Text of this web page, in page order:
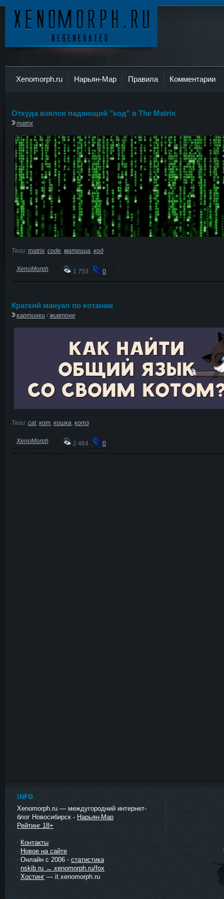
Xenomorph.ru Нарьян-Мар Правила Комментарии
Откуда взялся падающий "код" в The Matrix
matrix
Теги: matrix code матрица код
XenoMorph 1 753 0
Краткий мануал по котанам
картинки /живтоне
Теги: cat, кот кошка котэ
XenoMorph 2 464 0
INFO
Xenomorph.ru — междугородний интернет-
блог Новосибирск - Нарьян-Мар
Рейтинг 18+
Контакты
Новое на сайте
Онлайн с 2006 - статистика
nskib.ru → xenomorph.ru/fox
Хостинг — it.xenomorph.ru